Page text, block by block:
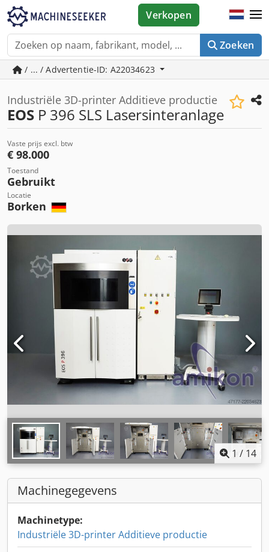
Zoeken
Verkopen
/ ... / Advertentie-ID: A22034623
Industriële 3D-printer Additieve productie
EOS P 396 SLS Lasersinteranlage
Vaste prijs excl. btw
€ 98.000
Toestand
Gebruikt
Locatie
Borken
1 / 14
Machinegegevens
Machinetype:
Industriële 3D-printer Additieve productie